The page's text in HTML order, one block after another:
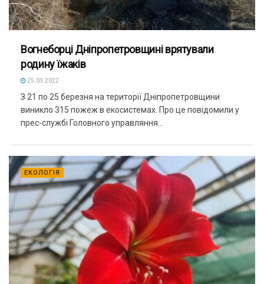
Вогнеборці Дніпропетровщині врятували
родину їжаків
25.03.2022
З 21 по 25 березня на території Дніпропетровщини
виникло 315 пожеж в екосистемах. Про це повідомили у
прес-службі Головного управляння...
ЕКОЛОГІЯ